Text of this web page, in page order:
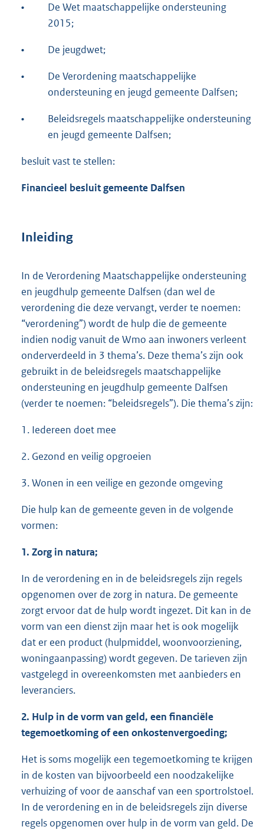
•
De Wet maatschappelijke ondersteuning
2015;
• De jeugdwet;
•
De Verordening maatschappelijke
ondersteuning en jeugd gemeente Dalfsen;
•
Beleidsregels maatschappelijke ondersteuning
en jeugd gemeente Dalfsen;
besluit vast te stellen:
Financieel besluit gemeente Dalfsen
Inleiding
In de Verordening Maatschappelijke ondersteuning
en jeugdhulp gemeente Dalfsen (dan wel de
verordening die deze vervangt, verder te noemen:
“verordening”) wordt de hulp die de gemeente
indien nodig vanuit de Wmo aan inwoners verleent
onderverdeeld in 3 thema’s. Deze thema’s zijn ook
gebruikt in de beleidsregels maatschappelijke
ondersteuning en jeugdhulp gemeente Dalfsen
(verder te noemen: “beleidsregels”). Die thema’s zijn:
1. Iedereen doet mee
2. Gezond en veilig opgroeien
3. Wonen in een veilige en gezonde omgeving
Die hulp kan de gemeente geven in de volgende
vormen:
1. Zorg in natura;
In de verordening en in de beleidsregels zijn regels
opgenomen over de zorg in natura. De gemeente
zorgt ervoor dat de hulp wordt ingezet. Dit kan in de
vorm van een dienst zijn maar het is ook mogelijk
dat er een product (hulpmiddel, woonvoorziening,
woningaanpassing) wordt gegeven. De tarieven zijn
vastgelegd in overeenkomsten met aanbieders en
leveranciers.
2. Hulp in de vorm van geld, een financiële
tegemoetkoming of een onkostenvergoeding;
Het is soms mogelijk een tegemoetkoming te krijgen
in de kosten van bijvoorbeeld een noodzakelijke
verhuizing of voor de aanschaf van een sportrolstoel.
In de verordening en in de beleidsregels zijn diverse
regels opgenomen over hulp in de vorm van geld. De